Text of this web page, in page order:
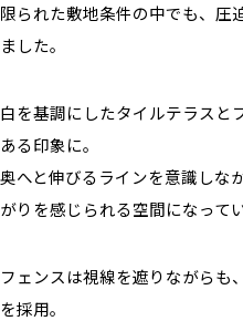
限られた敷地条件の中でも、圧
ました。
白を基調にしたタイルテラスと
ある印象に。
奥へと伸びるラインを意識しな
がりを感じられる空間になってい
フェンスは視線を遮りながらも
を採用。